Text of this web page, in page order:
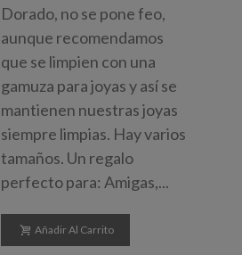
Dorado, no se pone feo,
aunque recomendamos
que se limpien con una
gamuza para joyas y así se
mantienen nuestras joyas
siempre limpias. Hay varios
tamaños. Un regalo
perfecto para: Amigas,...
Añadir Al Carrito